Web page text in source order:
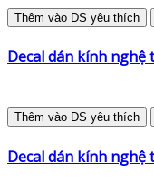
Thêm vào DS yêu thích
Decal dán kính nghệ
Thêm vào DS yêu thích
Decal dán kính